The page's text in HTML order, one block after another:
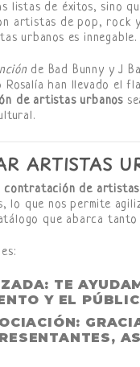
listas de éxitos, sino
artistas de pop, rock
urbanos es innegable.
de Bad Bunny y J
han llevado el
de artistas urbanos
ARTISTAS
contratación de
que nos permite
que abarca
: TE
Y EL
: